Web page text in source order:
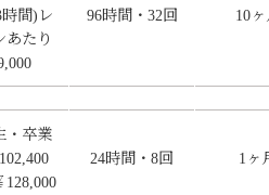
時間)レ
あたり
96時間・32回 10
・卒業
128,000
24時間・8回 1ヶ